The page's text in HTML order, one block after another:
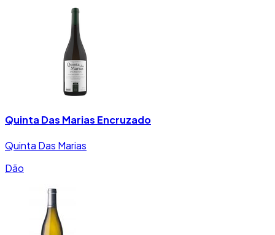
Quinta Das Marias Encruzado
Quinta Das Marias
Dão